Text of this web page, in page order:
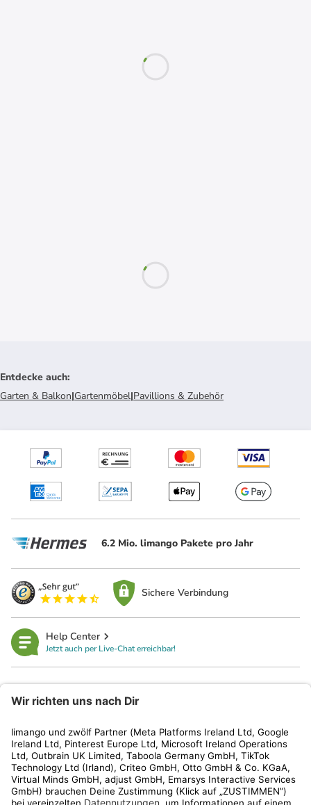
Entdecke auch:
Garten & Balkon|Gartenmöbel|Pavillions & Zubehör
6.2 Mio. limango Pakete pro Jahr
Sichere Verbindung
Help Center
Jetzt auch per Live-Chat erreichbar!
Kundenservice
Shop